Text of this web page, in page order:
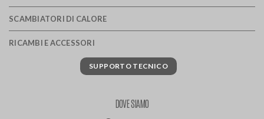
SCAMBIATORI DI CALORE
RICAMBI E ACCESSORI
SUPPORTO TECNICO
DOVE SIAMO